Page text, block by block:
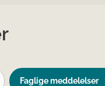
Faglige meddelelser